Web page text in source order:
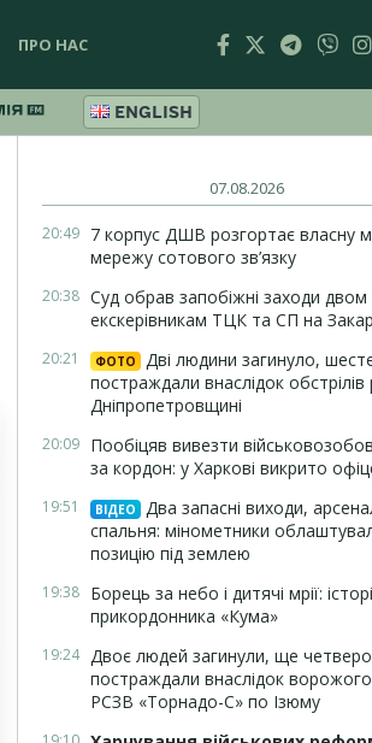
ПРО НАС
ENGLISH
07.08.2026
20:49 7 корпус ДШВ розгортає власну
мережу сотового зв’язку
20:38 Суд обрав запобіжні заходи двом
екскерівникам ТЦК та СП на
20:21 ФОТО
Дві людини загинуло,
постраждали внаслідок
Дніпропетровщині
20:09 Пообіцяв вивезти
за кордон: у Харкові викрито
19:51 ВІДЕО
Два запасні виходи,
спальня: мінометники
позицію під землею
19:38 Борець за небо і дитячі мрії:
прикордонника «Кума»
19:24 Двоє людей загинули, ще четверо
постраждали внаслідок
РСЗВ «Торнадо-С» по Ізюму